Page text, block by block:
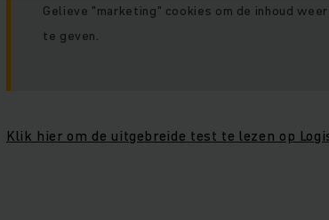
Gelieve "marketing" cookies om de inhoud weer
te geven.
Klik hier om de uitgebreide test te lezen op